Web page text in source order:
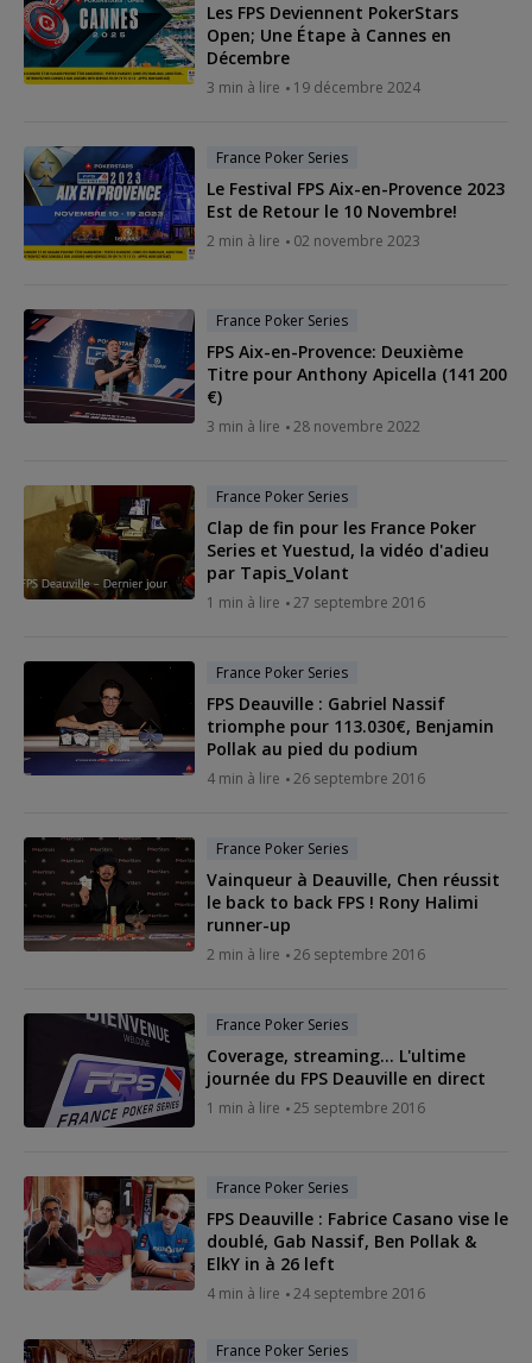
Les FPS Deviennent PokerStars
Open; Une Étape à Cannes en
Décembre
3 min à lire 19 décembre 2024
France Poker Series
Le Festival FPS Aix-en-Provence 2023
Est de Retour le 10 Novembre!
2 min à lire 02 novembre 2023
France Poker Series
FPS Aix-en-Provence: Deuxième
Titre pour Anthony Apicella (141 200
€)
3 min à lire 28 novembre 2022
France Poker Series
Clap de fin pour les France Poker
Series et Yuestud, la vidéo d'adieu
par Tapis_Volant
1 min à lire 27 septembre 2016
France Poker Series
FPS Deauville : Gabriel Nassif
triomphe pour 113.030€, Benjamin
Pollak au pied du podium
4 min à lire 26 septembre 2016
France Poker Series
Vainqueur à Deauville, Chen réussit
le back to back FPS ! Rony Halimi
runner-up
2 min à lire 26 septembre 2016
France Poker Series
Coverage, streaming... L'ultime
journée du FPS Deauville en direct
1 min à lire 25 septembre 2016
France Poker Series
FPS Deauville : Fabrice Casano vise le
doublé, Gab Nassif, Ben Pollak &
ElkY in à 26 left
4 min à lire 24 septembre 2016
France Poker Series